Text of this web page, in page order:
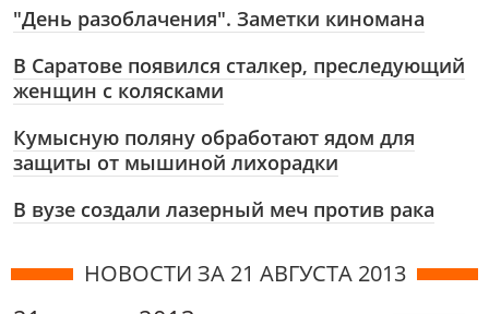
"День разоблачения". Заметки киномана
В Саратове появился сталкер, преследующий
женщин с колясками
Кумысную поляну обработают ядом для
защиты от мышиной лихорадки
В вузе создали лазерный меч против рака
НОВОСТИ ЗА 21 АВГУСТА 2013